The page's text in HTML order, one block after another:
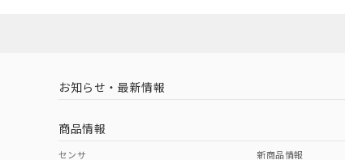
お知らせ・最新情報
商品情報
センサ 新商品情報